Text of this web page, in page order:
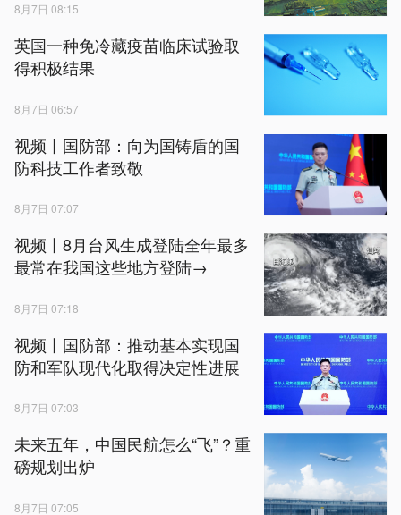
8月7日 08:15
英国一种免冷藏疫苗临床试验取
得积极结果
8月7日 06:57
视频丨国防部：向为国铸盾的国
防科技工作者致敬
8月7日 07:07
视频丨8月台风生成登陆全年最多
最常在我国这些地方登陆→
8月7日 07:18
视频丨国防部：推动基本实现国
防和军队现代化取得决定性进展
8月7日 07:03
未来五年，中国民航怎么“飞”？重
磅规划出炉
8月7日 07:05